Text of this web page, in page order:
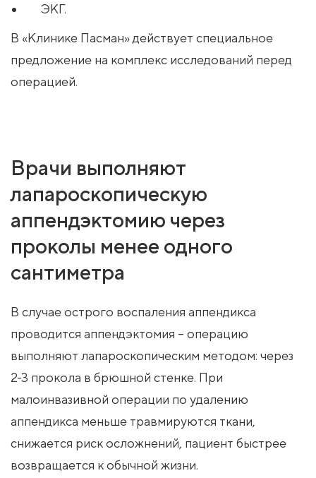
ЭКГ.
В «Клинике Пасман» действует специальное
предложение на комплекс исследований перед
операцией.
Врачи выполняют
лапароскопическую
аппендэктомию через
проколы менее одного
сантиметра
В случае острого воспаления аппендикса
проводится аппендэктомия – операцию
выполняют лапароскопическим методом: через
2-3 прокола в брюшной стенке. При
малоинвазивной операции по удалению
аппендикса меньше травмируются ткани,
снижается риск осложнений, пациент быстрее
возвращается к обычной жизни.